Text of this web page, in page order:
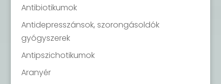
Antibiotikumok
Antidepresszánsok, szorongásoldók
gyógyszerek
Antipszichotikumok
Aranyér